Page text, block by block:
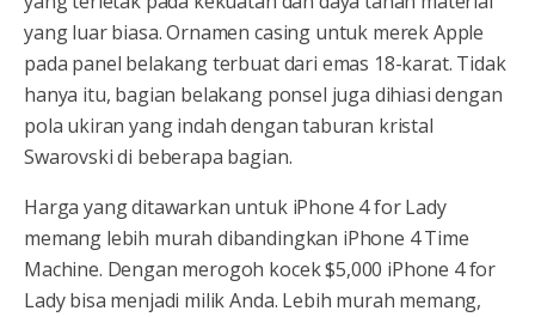
yang luar biasa. Ornamen casing untuk merek Apple
pada panel belakang terbuat dari emas 18-karat. Tidak
hanya itu, bagian belakang ponsel juga dihiasi dengan
pola ukiran yang indah dengan taburan kristal
Swarovski di beberapa bagian.
Harga yang ditawarkan untuk iPhone 4 for Lady
memang lebih murah dibandingkan iPhone 4 Time
Machine. Dengan merogoh kocek $5,000 iPhone 4 for
Lady bisa menjadi milik Anda. Lebih murah memang,